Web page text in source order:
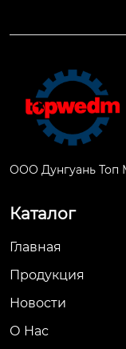
ООО Дунгуань Топ
Каталог
Главная
Продукция
Новости
О Hас